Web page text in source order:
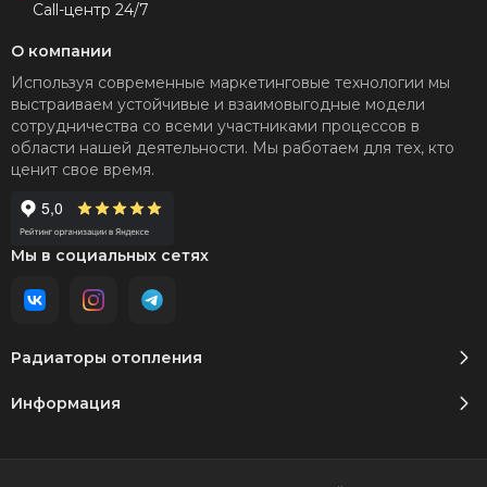
Call-центр 24/7
Радиаторы отопления
Информация
О компании
Используя современные маркетинговые технологии мы
выстраиваем устойчивые и взаимовыгодные модели
сотрудничества со всеми участниками процессов в
области нашей деятельности. Мы работаем для тех, кто
ценит свое время.
Мы в социальных сетях